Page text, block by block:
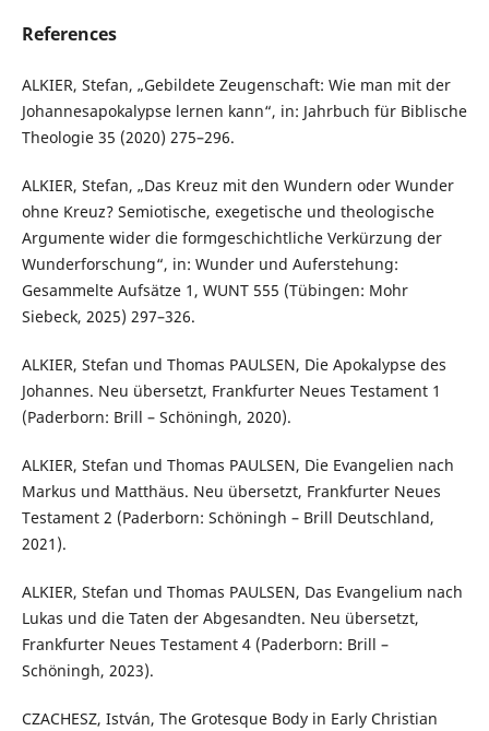
References
ALKIER, Stefan, „Gebildete Zeugenschaft: Wie man mit der
Johannesapokalypse lernen kann“, in: Jahrbuch für Biblische
Theologie 35 (2020) 275–296.
ALKIER, Stefan, „Das Kreuz mit den Wundern oder Wunder
ohne Kreuz? Semiotische, exegetische und theologische
Argumente wider die formgeschichtliche Verkürzung der
Wunderforschung“, in: Wunder und Auferstehung:
Gesammelte Aufsätze 1, WUNT 555 (Tübingen: Mohr
Siebeck, 2025) 297–326.
ALKIER, Stefan und Thomas PAULSEN, Die Apokalypse des
Johannes. Neu übersetzt, Frankfurter Neues Testament 1
(Paderborn: Brill – Schöningh, 2020).
ALKIER, Stefan und Thomas PAULSEN, Die Evangelien nach
Markus und Matthäus. Neu übersetzt, Frankfurter Neues
Testament 2 (Paderborn: Schöningh – Brill Deutschland,
2021).
ALKIER, Stefan und Thomas PAULSEN, Das Evangelium nach
Lukas und die Taten der Abgesandten. Neu übersetzt,
Frankfurter Neues Testament 4 (Paderborn: Brill –
Schöningh, 2023).
CZACHESZ, István, The Grotesque Body in Early Christian